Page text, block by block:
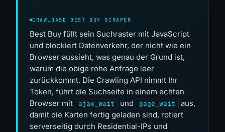
CRAWLBASE BEST BUY SCRAPER
Best Buy füllt sein Suchraster mit JavaScript
und blockiert Datenverkehr, der nicht wie ein
Browser aussieht, was genau der Grund ist,
warum die obige rohe Anfrage leer
zurückkommt. Die Crawling API nimmt Ihr
Token, führt die Suchseite in einem echten
Browser mit
ajax_wait und page_wait
aus,
damit die Karten fertig geladen sind, rotiert
serverseitig durch Residential-IPs und